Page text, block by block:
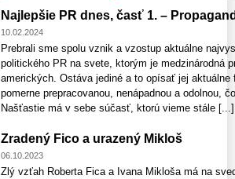
Najlepšie PR dnes, časť 1. –
10.02.2024
Prebrali sme spolu vznik a vzostup aktuálne
politického PR na svete, ktorým je medzinárodná
amerických. Ostáva jediné a to opísať jej
pomerne prepracovanou, nenápadnou a odolnou,
Našťastie má v sebe súčasť, ktorú vieme stále [...]
Zradený Fico a urazený Mikloš
06.10.2023
Zlý vzťah Roberta Fica a Ivana Mikloša má na